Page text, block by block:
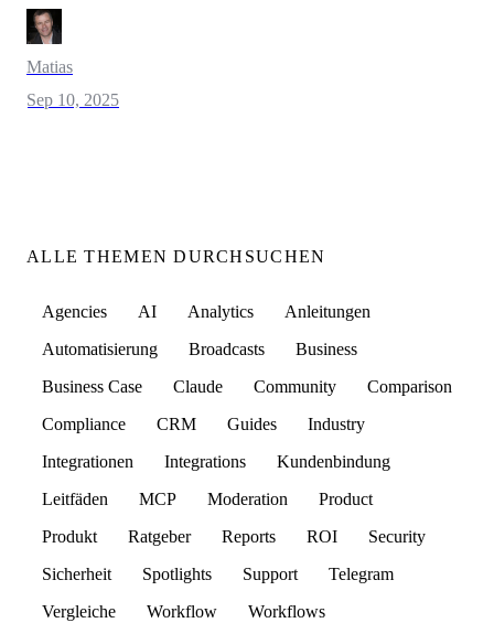
Matias
Sep 10, 2025
ALLE THEMEN DURCHSUCHEN
Agencies AI Analytics
Anleitungen
Automatisierung
Broadcasts
Business
Business Case
Claude Community
Comparison
Compliance
CRM Guides
Industry
Integrationen
Integrations
Kundenbindung
Leitfäden
MCP Moderation
Product
Produkt
Ratgeber Reports ROI
Security
Sicherheit
Spotlights Support
Telegram
Vergleiche
Workflow Workflows